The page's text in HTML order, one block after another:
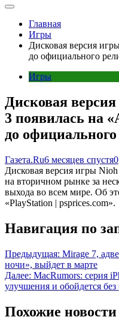
Главная
Игры
Дисковая версия
до официального
Игры
Дисковая
3 появилась на
до официального
Газета.Ru6 месяцев спустя0
Дисковая версия игры
на вторичном рынке за
выхода во всем мире. Об
«PlayStation | psprices.com».
Навигация по
Предыдущая: Mirage 7,
ночи», выйдет в марте
Далее: MacRumors: серия
улучшения и обойдется без
Похожие новости